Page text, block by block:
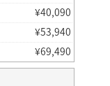
¥40,090
¥53,940
¥69,490